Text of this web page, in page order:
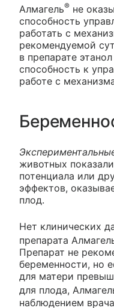
Алмагель® не
способность
работать с
рекомендуемой
в препарате
способность к
работе с
животных
потенциала или
эффектов,
плод.
Нет клинических
препарата
Препарат не
беременности, но
для матери
для плода,
наблюдением